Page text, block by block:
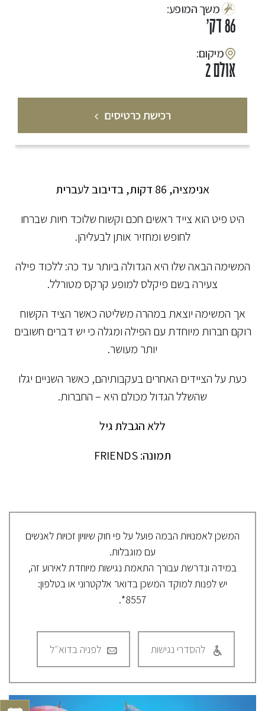
:משך המופע
86 דק'
:מיקום
אולם 2
רכישת כרטיסים
אנימציה, 86 דקות, בדיבוב לעברית
היט פיט הוא צייד ראשים חכם וקשוח שלוכד חיות שברחו
לחופש ומחזיר אותן לבעליהן.
המשימה הבאה שלו היא הגדולה ביותר עד כה: ללכוד פילה
צעירה בשם פיקלס למופע קרקס מטורלל.
אך המשימה יוצאת במהרה משליטה כאשר הציד הקשוח
רוקם חברות מיוחדת עם הפילה ומגלה כי יש דברים חשובים
יותר מעושר.
כעת על הציידים האחרים בעקבותיהם, כאשר השניים יגלו
שהשלל הגדול מכולם היא – החברות.
ללא הגבלת גיל
תמונה: FRIENDS
המשכן לאמנויות הבמה פועל על פי חוק שיוויון זכויות לאנשים
עם מוגבלות.
במידה ונדרשת עבורך התאמת נגישות מיוחדת לאירוע זה,
יש לפנות למוקד המשכן בדואר אלקטרוני או בטלפון:
8557*.
להסדרי נגישות לפניה בדוא״ל